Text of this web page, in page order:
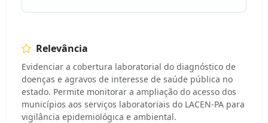
Relevância
Evidenciar a cobertura laboratorial do diagnóstico de
doenças e agravos de interesse de saúde pública no
estado. Permite monitorar a ampliação do acesso dos
municípios aos serviços laboratoriais do LACEN-PA para
vigilância epidemiológica e ambiental.